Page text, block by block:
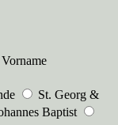
Vorname
St. Georg &
Baptist